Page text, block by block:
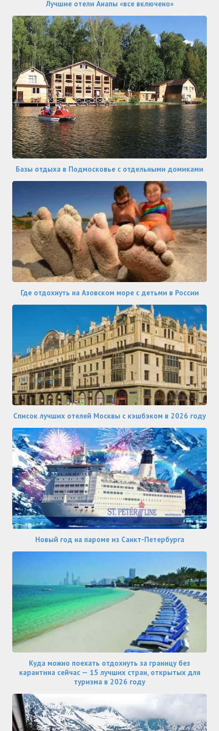
Лучшие отели Анапы «все включено»
Базы отдыха в Подмосковье с отдельными домиками
Где отдохнуть на Азовском море с детьми в России
Список лучших отелей Москвы с кэшбэком в 2026 году
Новый год на пароме из Санкт-Петербурга
Куда можно поехать отдохнуть за границу без
карантина сейчас — 15 лучших стран, открытых для
туризма в 2026 году